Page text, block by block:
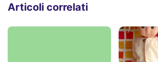
Articoli correlati